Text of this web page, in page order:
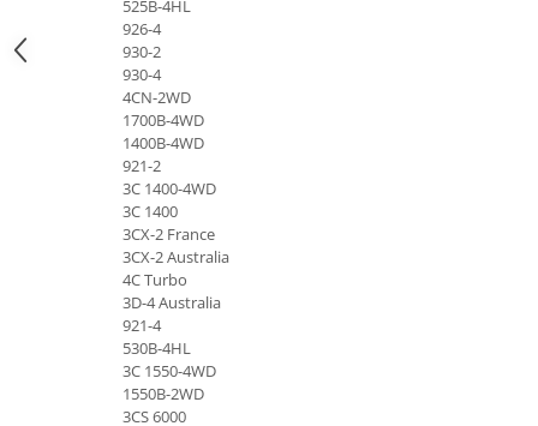
Rezervor lichid de frana
Lichid de frana
Piese fara categorie
Garnituri utilaje
Abtibilduri - Etichete
Piese electrice
Cabluri si mufe
Piese Weidemann
Piese Ausa
Piese Sennebogen
Piese Timberjack
Piese Valmet Valtra
Piese Zeppelin
Piese Schaeff
Piese Putzmeister
525B-4HL
926-4
930-2
930-4
4CN-2WD
1700B-4WD
1400B-4WD
921-2
3C 1400-4WD
3C 1400
3CX-2 France
3CX-2 Australia
4C Turbo
3D-4 Australia
921-4
530B-4HL
3C 1550-4WD
1550B-2WD
3CS 6000